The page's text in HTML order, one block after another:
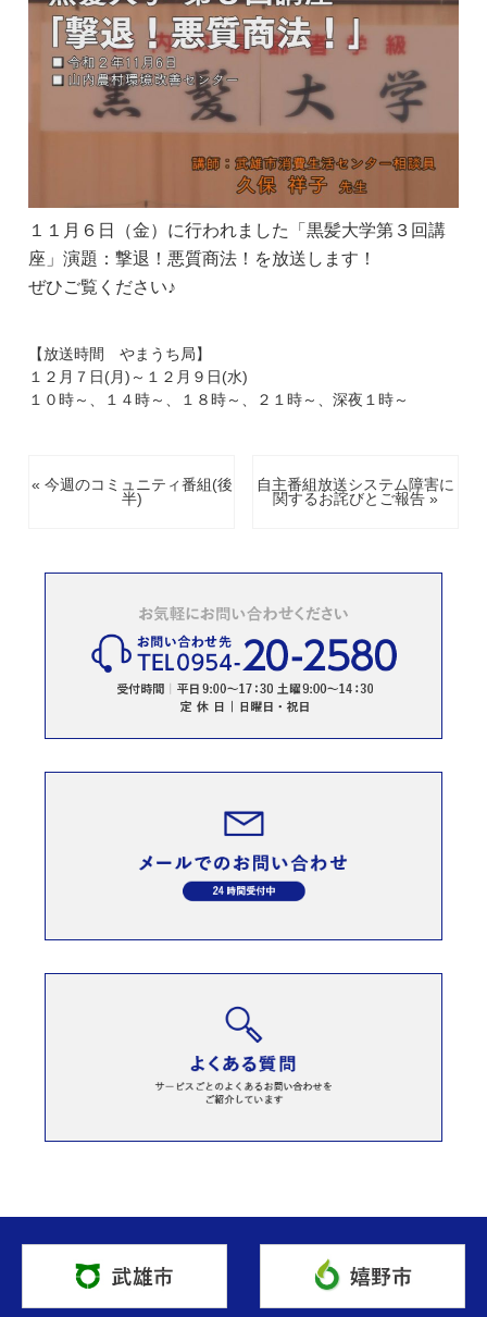
１１月６日（金）に行われました「黒髪大学第３回講
座」演題：撃退！悪質商法！を放送します！
ぜひご覧ください♪
【放送時間 やまうち局】
１２月７日(月)～１２月９日(水)
１０時～、１４時～、１８時～、２１時～、深夜１時～
« 今週のコミュニティ番組(後
半)
自主番組放送システム障害に
関するお詫びとご報告 »